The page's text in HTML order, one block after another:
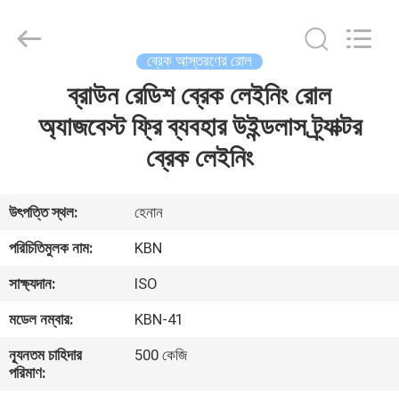
আমাদের
সম্পর্কে
কারখানা
ভ্রমণ
ব্রেক আস্তরণের রোল
ব্রাউন রেডিশ ব্রেক লেইনিং রোল
অ্যাজবেস্ট ফ্রি ব্যবহার উইন্ডলাস ট্র্যাক্টর
ব্রেক লেইনিং
উৎপত্তি স্থল:
হেনান
পরিচিতিমুলক নাম:
KBN
সাক্ষ্যদান:
ISO
মডেল নম্বার:
KBN-41
ন্যূনতম চাহিদার
পরিমাণ:
500 কেজি